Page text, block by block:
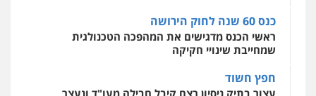
כנס 60 שנה לחוק הירושה
ראשי הכנס מדגישים את המהפכה הטכנולגית
שמחייבת שינויי חקיקה
חפץ חשוד
עצור בתיק ניסיון רצח קיבל חבילה מעו"ד ונעצר